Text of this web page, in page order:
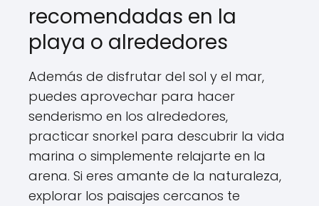
recomendadas en la
playa o alrededores
Además de disfrutar del sol y el mar,
puedes aprovechar para hacer
senderismo en los alrededores,
practicar snorkel para descubrir la vida
marina o simplemente relajarte en la
arena. Si eres amante de la naturaleza,
explorar los paisajes cercanos te